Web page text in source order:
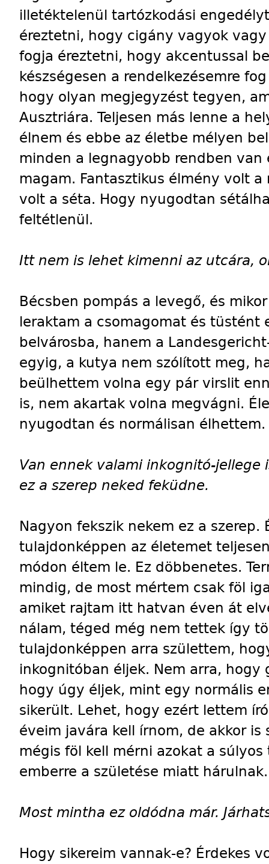
illetéktelenül tartózkodási
éreztetni, hogy cigány vagyok
fogja éreztetni, hogy akcentussal
készségesen a rendelkezésemre
hogy olyan megjegyzést tegyen,
Ausztriára. Teljesen más lenne a
élnem és ebbe az életbe mélyen
minden a legnagyobb rendben van
magam. Fantasztikus élmény volt
volt a séta. Hogy nyugodtan
feltétlenül.
Itt nem is lehet kimenni az utcára,
Bécsben pompás a levegő, és
leraktam a csomagomat és tüstént
belvárosba, hanem a
egyig, a kutya nem szólított meg,
beülhettem volna egy pár virslit
is, nem akartak volna megvágni.
nyugodtan és normálisan élhettem.
Van ennek valami inkognitó-jellege
ez a szerep neked feküdne.
Nagyon fekszik nekem ez a szerep.
tulajdonképpen az életemet
módon éltem le. Ez döbbenetes.
mindig, de most mértem csak föl
amiket rajtam itt hatvan éven át
nálam, téged még nem tettek így
tulajdonképpen arra születtem,
inkognitóban éljek. Nem arra,
hogy úgy éljek, mint egy normális
sikerült. Lehet, hogy ezért lettem
éveim javára kell írnom, de akkor
mégis föl kell mérni azokat a
emberre a születése miatt hárulnak.
Most mintha ez oldódna már.
Hogy sikereim vannak-e? Érdekes